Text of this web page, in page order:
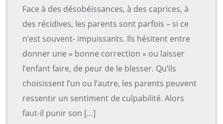
Face à des désobéissances, à des caprices, à
des récidives, les parents sont parfois – si ce
n’est souvent- impuissants. Ils hésitent entre
donner une « bonne correction » ou laisser
l’enfant faire, de peur de le blesser. Qu’ils
choisissent l’un ou l’autre, les parents peuvent
ressentir un sentiment de culpabilité. Alors
faut-il punir son […]